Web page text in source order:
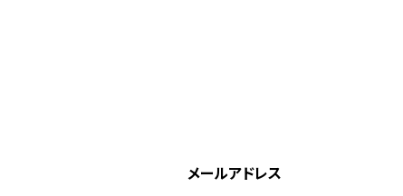
メールアドレス